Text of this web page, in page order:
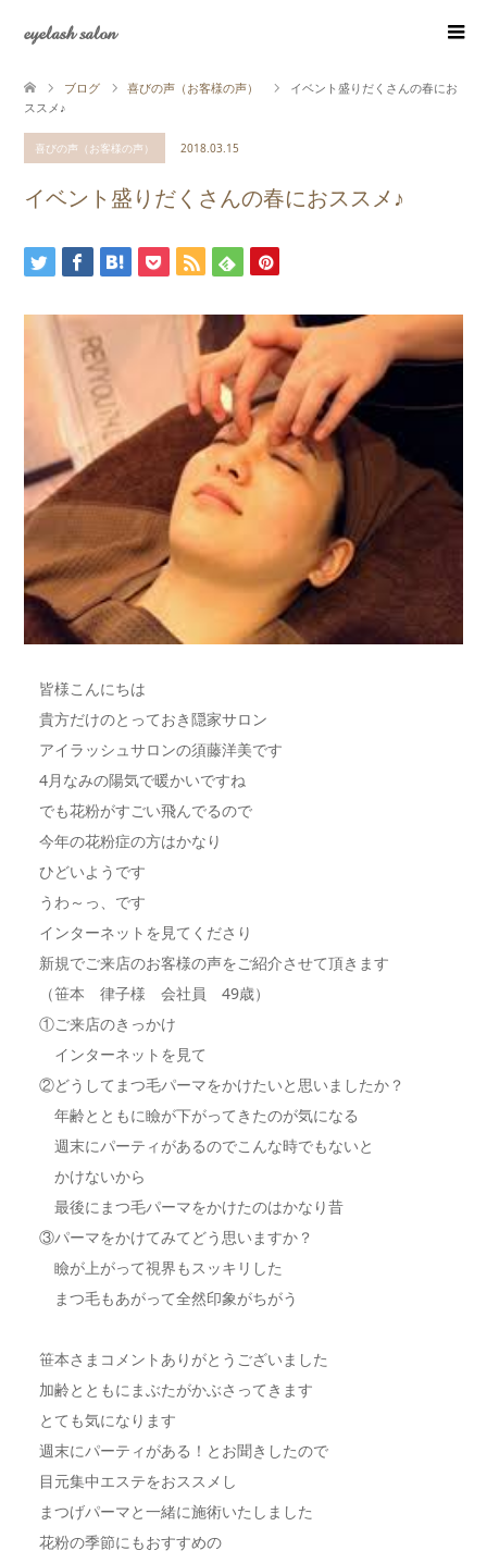
eyelash salon
ブログ 喜びの声（お客様の声）
イベント盛りだくさんの春にお
ススメ♪
喜びの声（お客様の声） 2018.03.15
イベント盛りだくさんの春におススメ♪
皆様こんにちは
貴方だけのとっておき隠家サロン
アイラッシュサロンの須藤洋美です
4月なみの陽気で暖かいですね
でも花粉がすごい飛んでるので
今年の花粉症の方はかなり
ひどいようです
うわ～っ、です
インターネットを見てくださり
新規でご来店のお客様の声をご紹介させて頂きます
（笹本 律子様 会社員 49歳）
①ご来店のきっかけ
インターネットを見て
②どうしてまつ毛パーマをかけたいと思いましたか？
年齢とともに瞼が下がってきたのが気になる
週末にパーティがあるのでこんな時でもないと
かけないから
最後にまつ毛パーマをかけたのはかなり昔
③パーマをかけてみてどう思いますか？
瞼が上がって視界もスッキリした
まつ毛もあがって全然印象がちがう
笹本さまコメントありがとうございました
加齢とともにまぶたがかぶさってきます
とても気になります
週末にパーティがある！とお聞きしたので
目元集中エステをおススメし
まつげパーマと一緒に施術いたしました
花粉の季節にもおすすめの